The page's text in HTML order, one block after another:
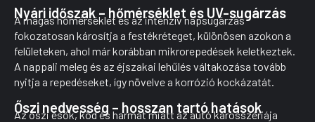
Nyári időszak – hőmérséklet és UV-sugárzás
A magas hőmérséklet és az intenzív napsugárzás
fokozatosan károsítja a festékréteget, különösen azokon a
felületeken, ahol már korábban mikrorepedések keletkeztek.
A nappali meleg és az éjszakai lehűlés váltakozása tovább
nyitja a repedéseket, így növelve a korrózió kockázatát.
Őszi nedvesség – hosszan tartó hatások
Az őszi esők, köd és harmat miatt az autó karosszériája